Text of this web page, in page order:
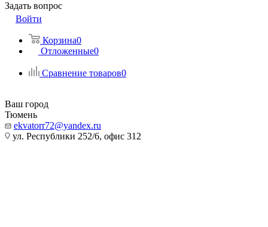
Задать вопрос
Войти
Корзина0
Отложенные0
Сравнение товаров0
Ваш город
Тюмень
ekvatorr72@yandex.ru
ул. Республики 252/6, офис 312